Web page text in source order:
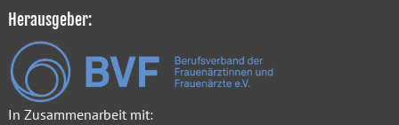
Herausgeber:
In Zusammenarbeit mit: